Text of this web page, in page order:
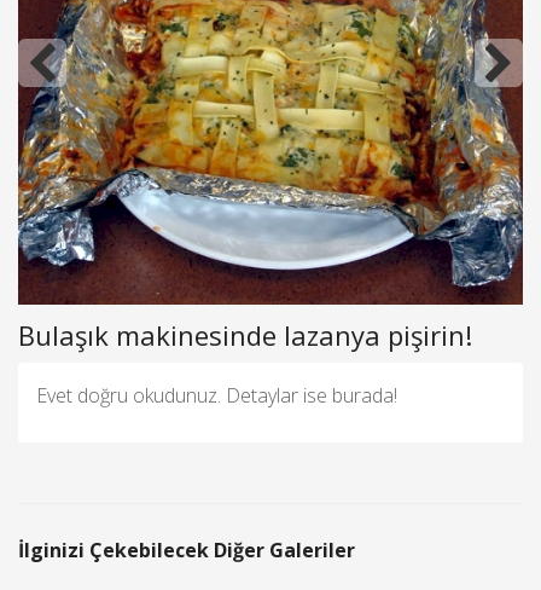
Bulaşık makinesinde lazanya pişirin!
Evet doğru okudunuz. Detaylar ise burada!
İlginizi Çekebilecek Diğer Galeriler